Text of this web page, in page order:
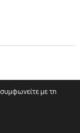
με τη